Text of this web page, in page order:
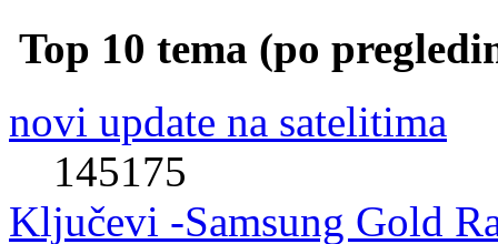
Top 10 tema (po
novi update na satelitima
145175
Ključevi -Samsung Gold